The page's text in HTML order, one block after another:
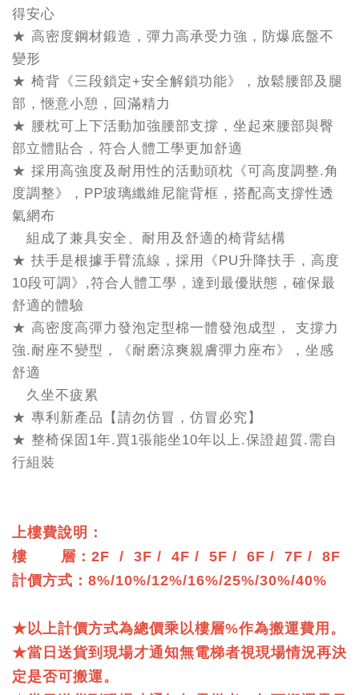
得安心
★ 高密度鋼材鍛造，彈力高承受力強，防爆底盤不
變形
★ 椅背《三段鎖定+安全解鎖功能》，放鬆腰部及腿
部，愜意小憩，回滿精力
★ 腰枕可上下活動加強腰部支撐，坐起來腰部與臀
部立體貼合，符合人體工學更加舒適
★ 採用高強度及耐用性的活動頭枕《可高度調整.角
度調整》，PP玻璃纖維尼龍背框，搭配高支撐性透
氣網布
組成了兼具安全、耐用及舒適的椅背結構
★ 扶手是根據手臂流線，採用《PU升降扶手，高度
10段可調》,符合人體工學，達到最優狀態，確保最
舒適的體驗
★ 高密度高彈力發泡定型棉一體發泡成型， 支撐力
強.耐座不變型，《耐磨涼爽親膚彈力座布》，坐感
舒適
久坐不疲累
★ 專利新產品【請勿仿冒，仿冒必究】
★ 整椅保固1年.買1張能坐10年以上.保證超質.需自
行組裝
上樓費說明：
樓 層：2F / 3F / 4F / 5F / 6F / 7F / 8F
計價方式：8%/10%/12%/16%/25%/30%/40%
★以上計價方式為總價乘以樓層%作為搬運費用。
★當日送貨到現場才通知無電梯者視現場情況再決
定是否可搬運。